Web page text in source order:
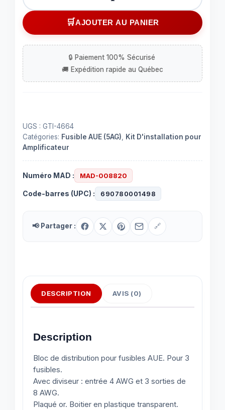
de
Bloc
de
pour
fusibles
AUE
AJOUTER AU PANIER
UGS : GTI-4664
Catégories: Fusible AUE (5AG)
Kit D'installation pour
Amplificateur
Numéro MAD : MAD-008820
Code-barres (UPC) : 690780001498
📢 Partager : 🔗
DESCRIPTION AVIS (0)
Description
Bloc de distribution pour fusibles AUE. Pour 3
fusibles.
Avec diviseur : entrée 4 AWG et 3 sorties de
8 AWG.
Plaqué or. Boitier en plastique transparent.